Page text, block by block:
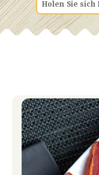
Holen Sie sich